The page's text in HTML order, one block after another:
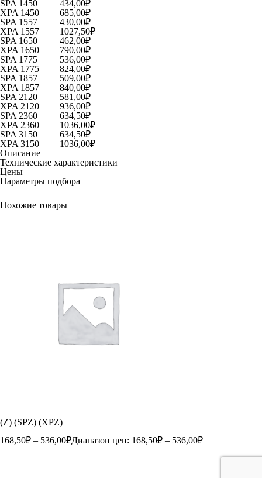
SPA 1450
434,00₽
XPA 1450
685,00₽
SPA 1557
430,00₽
XPA 1557
1027,50₽
SPA 1650
462,00₽
XPA 1650
790,00₽
SPA 1775
536,00₽
XPA 1775
824,00₽
SPA 1857
509,00₽
XPA 1857
840,00₽
SPA 2120
581,00₽
XPA 2120
936,00₽
SPA 2360
634,50₽
XPA 2360
1036,00₽
SPA 3150
634,50₽
XPA 3150
1036,00₽
Описание
Технические характеристики
Цены
Параметры подбора
Похожие товары
(Z) (SPZ) (XPZ)
168,50₽ – 536,00₽Диапазон цен: 168,50₽ – 536,00₽